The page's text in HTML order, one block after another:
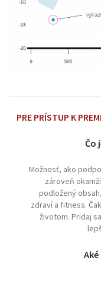
PRE PRÍSTUP K
Čo
Možnosť, ako
zároveň
podložený
zdraví a fitness.
životom. Pridaj